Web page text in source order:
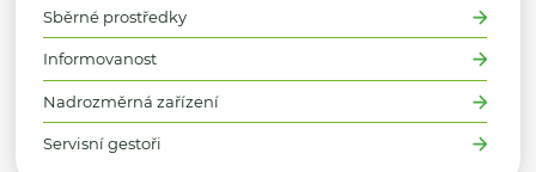
Sběrné prostředky
Informovanost
Nadrozměrná zařízení
Servisní gestoři